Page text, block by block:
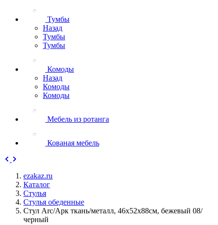
Тумбы
Назад
Тумбы
Тумбы
Комоды
Назад
Комоды
Комоды
Мебель из ротанга
Кованая мебель
ezakaz.ru
Каталог
Стулья
Стулья обеденные
Стул Arc/Арк ткань/металл, 46х52х88см, бежевый 08/
черный